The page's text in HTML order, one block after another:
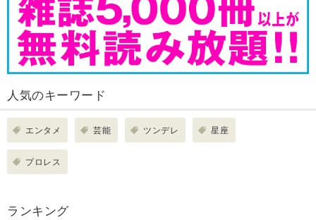
人気のキーワード
エンタメ 芸能 ツンデレ 星座
プロレス
ランキング